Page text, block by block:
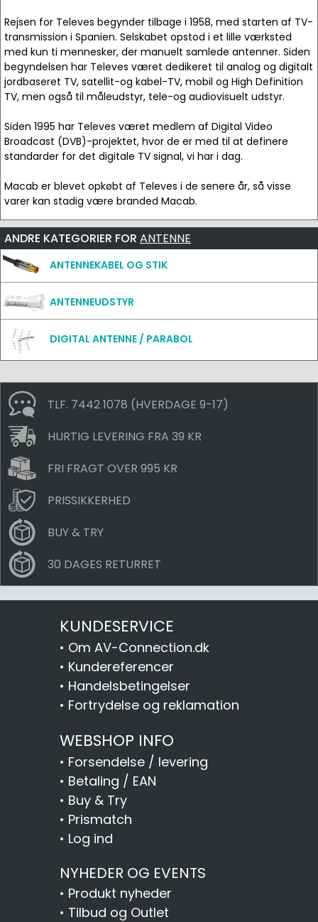
Rejsen for Televes begynder tilbage i 1958, med starten af TV-
transmission i Spanien. Selskabet opstod i et lille værksted
med kun ti mennesker, der manuelt samlede antenner. Siden
begyndelsen har Televes været dedikeret til analog og digitalt
jordbaseret TV, satellit-og kabel-TV, mobil og High Definition
TV, men også til måleudstyr, tele-og audiovisuelt udstyr.
Siden 1995 har Televes været medlem af Digital Video
Broadcast (DVB)-projektet, hvor de er med til at definere
standarder for det digitale TV signal, vi har i dag.
Macab er blevet opkøbt af Televes i de senere år, så visse
varer kan stadig være branded Macab.
ANDRE KATEGORIER FOR ANTENNE
ANTENNEKABEL OG STIK
ANTENNEUDSTYR
DIGITAL ANTENNE / PARABOL
TLF. 7442 1078 (HVERDAGE 9-17)
HURTIG LEVERING FRA 39 KR
FRI FRAGT OVER 995 KR
PRISSIKKERHED
BUY & TRY
30 DAGES RETURRET
KUNDESERVICE
• Om AV-Connection.dk
• Kundereferencer
• Handelsbetingelser
• Fortrydelse og reklamation
WEBSHOP INFO
• Forsendelse / levering
• Betaling / EAN
• Buy & Try
• Prismatch
• Log ind
NYHEDER OG EVENTS
• Produkt nyheder
• Tilbud og Outlet